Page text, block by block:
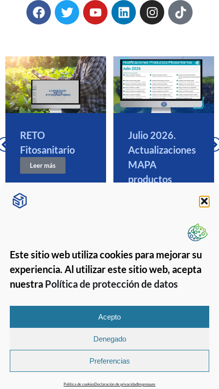
Este sitio web utiliza cookies para mejorar su
experiencia. Al utilizar este sitio web, acepta
nuestra Política de protección de datos
Acepto
Denegado
Preferencias
Política de cookiesDeclaración de privacidadImpressum
RETO
Fitosanitario
Leer más
Julio 2026.
Actualizaciones
MAPA
productos
Copyright 2026 © GPISoft
GPISoft
Tlf.: (+34) 968 190 190
Email: info@gpisoft.com